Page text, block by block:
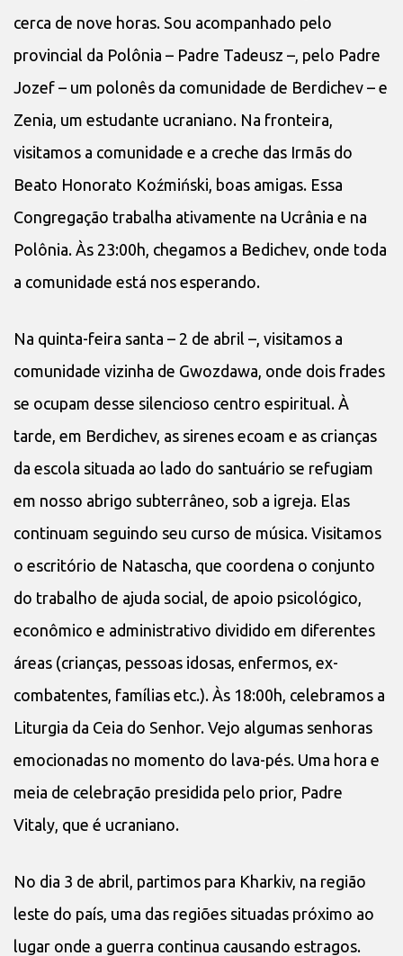
cerca de nove horas. Sou acompanhado pelo
provincial da Polônia – Padre Tadeusz –, pelo Padre
Jozef – um polonês da comunidade de Berdichev – e
Zenia, um estudante ucraniano. Na fronteira,
visitamos a comunidade e a creche das Irmãs do
Beato Honorato Koźmiński, boas amigas. Essa
Congregação trabalha ativamente na Ucrânia e na
Polônia. Às 23:00h, chegamos a Bedichev, onde toda
a comunidade está nos esperando.
Na quinta-feira santa – 2 de abril –, visitamos a
comunidade vizinha de Gwozdawa, onde dois frades
se ocupam desse silencioso centro espiritual. À
tarde, em Berdichev, as sirenes ecoam e as crianças
da escola situada ao lado do santuário se refugiam
em nosso abrigo subterrâneo, sob a igreja. Elas
continuam seguindo seu curso de música. Visitamos
o escritório de Natascha, que coordena o conjunto
do trabalho de ajuda social, de apoio psicológico,
econômico e administrativo dividido em diferentes
áreas (crianças, pessoas idosas, enfermos, ex-
combatentes, famílias etc.). Às 18:00h, celebramos a
Liturgia da Ceia do Senhor. Vejo algumas senhoras
emocionadas no momento do lava-pés. Uma hora e
meia de celebração presidida pelo prior, Padre
Vitaly, que é ucraniano.
No dia 3 de abril, partimos para Kharkiv, na região
leste do país, uma das regiões situadas próximo ao
lugar onde a guerra continua causando estragos.